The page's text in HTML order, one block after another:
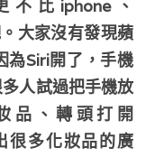
比iphone、
大家沒有發現蘋
為Siri開了，手機
人試過把手機放
品、轉頭打開
很多化妝品的廣